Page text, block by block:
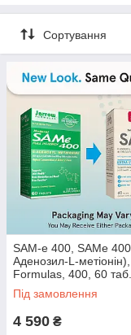
Спрингс під назвою
розроблення та
досліджень, а також
високій
Сортування
SAM-e 400, SAMe
Аденозил-L-
Formulas, 400, 60
Під замовлення
4 590 ₴